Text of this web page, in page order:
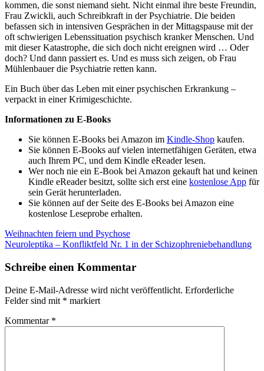
kommen, die sonst niemand sieht. Nicht einmal ihre beste Freundin,
Frau Zwickli, auch Schreibkraft in der Psychiatrie. Die beiden
befassen sich in intensiven Gesprächen in der Mittagspause mit der
oft schwierigen Lebenssituation psychisch kranker Menschen. Und
mit dieser Katastrophe, die sich doch nicht ereignen wird … Oder
doch? Und dann passiert es. Und es muss sich zeigen, ob Frau
Mühlenbauer die Psychiatrie retten kann.
Ein Buch über das Leben mit einer psychischen Erkrankung –
verpackt in einer Krimigeschichte.
Informationen zu E-Books
Sie können E-Books bei Amazon im Kindle-Shop kaufen.
Sie können E-Books auf vielen internetfähigen Geräten, etwa
auch Ihrem PC, und dem Kindle eReader lesen.
Wer noch nie ein E-Book bei Amazon gekauft hat und keinen
Kindle eReader besitzt, sollte sich erst eine kostenlose App für
sein Gerät herunterladen.
Sie können auf der Seite des E-Books bei Amazon eine
kostenlose Leseprobe erhalten.
Beitragsnavigation
Vorheriger
Beitrag:
Weihnachten feiern und Psychose
Nächster
Neuroleptika – Konfliktfeld Nr. 1 in der Schizophreniebehandlung
Schreibe einen Kommentar
Deine E-Mail-Adresse wird nicht veröffentlicht. Erforderliche
Felder sind mit * markiert
Kommentar *